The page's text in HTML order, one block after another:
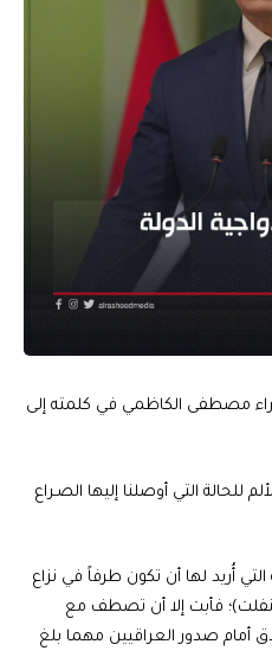
مصطفى الكاظمي في كلمته إلى
للحالة التي أوصلنا إليها الصـراع
التي أُريد لها أن تكون طرفاً في نزاع
فأبت إلا أن تصطف مع
أمام صدور العراقيين مهما بلغ